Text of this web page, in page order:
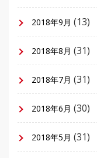
2018年9月 (13)
2018年8月 (31)
2018年7月 (31)
2018年6月 (30)
2018年5月 (31)